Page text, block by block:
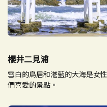
櫻井二見浦
雪白的鳥居和湛藍的大海是女性
們喜愛的景點。